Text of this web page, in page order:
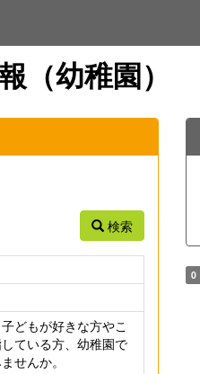
幼稚園）
検索
どもが好きな方やこ
ている方、幼稚園で
せんか。
0